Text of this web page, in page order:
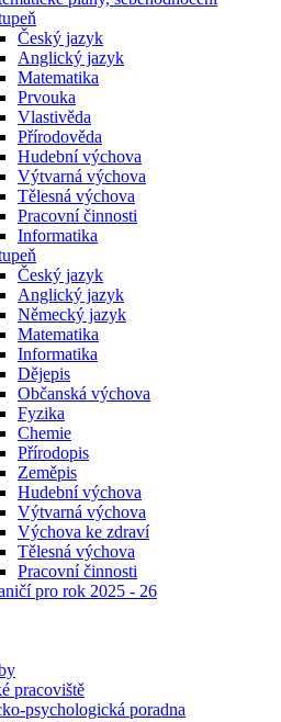
Český jazyk
Anglický jazyk
Matematika
Prvouka
Vlastivěda
Přírodověda
Hudební výchova
Výtvarná výchova
Tělesná výchova
Pracovní činnosti
Informatika
Český jazyk
Anglický jazyk
Německý jazyk
Matematika
Informatika
Dějepis
Občanská výchova
Fyzika
Chemie
Přírodopis
Zeměpis
Hudební výchova
Výtvarná výchova
Výchova ke zdraví
Tělesná výchova
Pracovní činnosti
pro rok 2025 - 26
pracoviště
psychologická poradna